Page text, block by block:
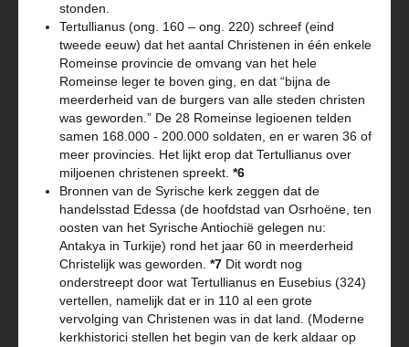
stonden.
Tertullianus (ong. 160 – ong. 220) schreef (eind
tweede eeuw) dat het aantal Christenen in één enkele
Romeinse provincie de omvang van het hele
Romeinse leger te boven ging, en dat “bijna de
meerderheid van de burgers van alle steden christen
was geworden.” De 28 Romeinse legioenen telden
samen 168.000 - 200.000 soldaten, en er waren 36 of
meer provincies. Het lijkt erop dat Tertullianus over
miljoenen christenen spreekt. *6
Bronnen van de Syrische kerk zeggen dat de
handelsstad Edessa (de hoofdstad van Osrhoëne, ten
oosten van het Syrische Antiochië gelegen nu:
Antakya in Turkije) rond het jaar 60 in meerderheid
Christelijk was geworden. *7 Dit wordt nog
onderstreept door wat Tertullianus en Eusebius (324)
vertellen, namelijk dat er in 110 al een grote
vervolging van Christenen was in dat land. (Moderne
kerkhistorici stellen het begin van de kerk aldaar op